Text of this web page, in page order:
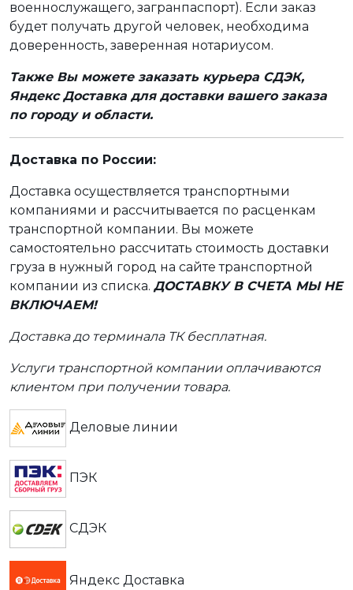
военнослужащего, загранпаспорт). Если заказ
будет получать другой человек, необходима
доверенность, заверенная нотариусом.
Также Вы можете заказать курьера СДЭК,
Яндекс Доставка для доставки вашего заказа
по городу и области.
Доставка по России:
Доставка осуществляется транспортными
компаниями и рассчитывается по расценкам
транспортной компании. Вы можете
самостоятельно рассчитать стоимость доставки
груза в нужный город на сайте транспортной
компании из списка. ДОСТАВКУ В СЧЕТА МЫ НЕ
ВКЛЮЧАЕМ!
Доставка до терминала ТК бесплатная.
Услуги транспортной компании оплачиваются
клиентом при получении товара.
Деловые линии
ПЭК
СДЭК
Яндекс Доставка